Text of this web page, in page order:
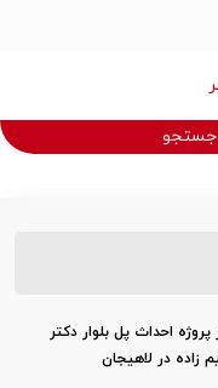
جستجو
پروژه احداث پل بلوار دکتر
زاده در لاهیجان